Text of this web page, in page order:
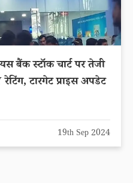
बैंक स्टॉक चार्ट पर तेजी
टारगेट प्राइस अपडेट
19th Sep 2024